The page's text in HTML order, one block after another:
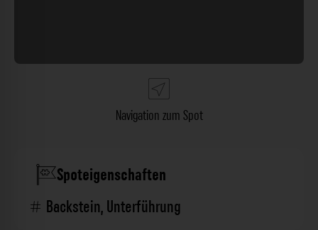
Navigation zum Spot
Spoteigenschaften
Backstein,Unterführung